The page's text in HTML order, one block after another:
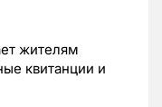
жителям
квитанции и